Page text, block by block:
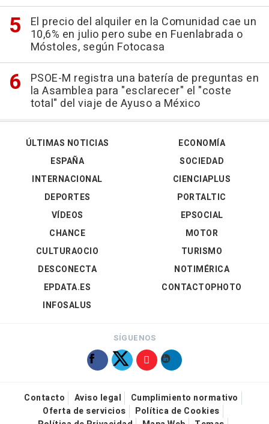
El precio del alquiler en la Comunidad cae un
10,6% en julio pero sube en Fuenlabrada o
Móstoles, según Fotocasa
PSOE-M registra una batería de preguntas en
la Asamblea para "esclarecer" el "coste
total" del viaje de Ayuso a México
ÚLTIMAS NOTICIAS
ESPAÑA
INTERNACIONAL
DEPORTES
VÍDEOS
ECONOMÍA
SOCIEDAD
CIENCIAPLUS
PORTALTIC
EPSOCIAL
CHANCE
CULTURAOCIO
DESCONECTA
EPDATA.ES
INFOSALUS
MOTOR
TURISMO
NOTIMÉRICA
CONTACTOPHOTO
SÍGUENOS
Contacto Aviso legal
Cumplimiento normativo
Oferta de servicios
Política de Cookies